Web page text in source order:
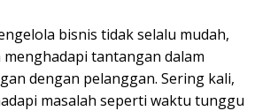
bisnis tidak selalu mudah,
tantangan dalam
dengan pelanggan. Sering kali,
masalah seperti waktu tunggu